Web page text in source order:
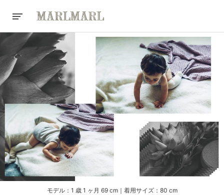
モデル：1 歳 1 ヶ月 69 cm｜着用サイズ：80 cm